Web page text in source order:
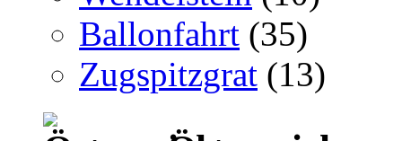
Ballonfahrt (35)
Zugspitzgrat (13)